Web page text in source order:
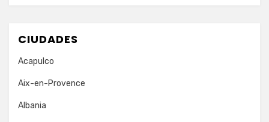
CIUDADES
Acapulco
Aix-en-Provence
Albania